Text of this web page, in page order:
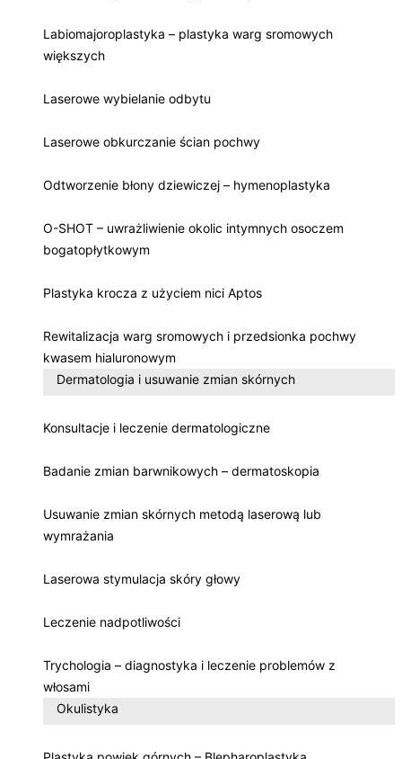
Labiomajoroplastyka – plastyka warg sromowych
większych
Laserowe wybielanie odbytu
Laserowe obkurczanie ścian pochwy
Odtworzenie błony dziewiczej – hymenoplastyka
O-SHOT – uwrażliwienie okolic intymnych osoczem
bogatopłytkowym
Plastyka krocza z użyciem nici Aptos
Rewitalizacja warg sromowych i przedsionka pochwy
kwasem hialuronowym
Dermatologia i usuwanie zmian skórnych
Konsultacje i leczenie dermatologiczne
Badanie zmian barwnikowych – dermatoskopia
Usuwanie zmian skórnych metodą laserową lub
wymrażania
Laserowa stymulacja skóry głowy
Leczenie nadpotliwości
Trychologia – diagnostyka i leczenie problemów z
włosami
Okulistyka